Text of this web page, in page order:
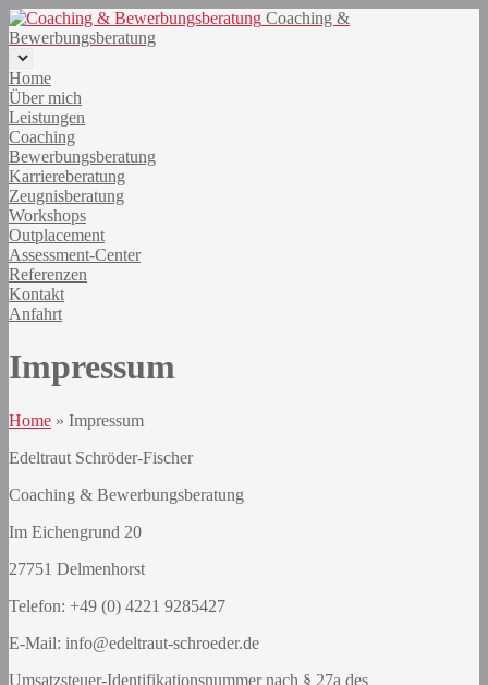
Coaching &
Bewerbungsberatung
Home
Über mich
Leistungen
Coaching
Bewerbungsberatung
Karriereberatung
Zeugnisberatung
Workshops
Outplacement
Assessment-Center
Referenzen
Kontakt
Anfahrt
Impressum
Home » Impressum
Edeltraut Schröder-Fischer
Coaching & Bewerbungsberatung
Im Eichengrund 20
27751 Delmenhorst
Telefon: +49 (0) 4221 9285427
E-Mail: info@edeltraut-schroeder.de
Umsatzsteuer-Identifikationsnummer nach § 27a des